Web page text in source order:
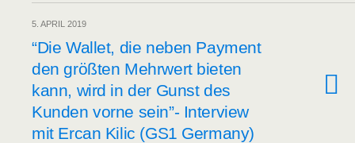
5. APRIL 2019
“Die Wal­let, die neben Pay­ment
den größ­ten Mehr­wert bie­ten
kann, wird in der Gunst des
Kun­den vor­ne sein”- Inter­view
mit Ercan Kilic (GS1 Germany)